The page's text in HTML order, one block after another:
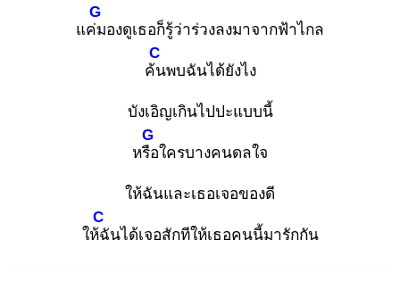
แค่ม
G
องดูเธอก็รู้ว่าร่วงลงมาจากฟ้าไกล
ค้น
C
พบฉันได้ยังไง
บังเอิญเกินไปปะแบบนี้
หรือ
G
ใครบางคนดลใจ
ให้ฉันและเธอเจอของดี
ให้ฉั
C
นได้เจอสักทีให้เธอคนนี้มารักกัน